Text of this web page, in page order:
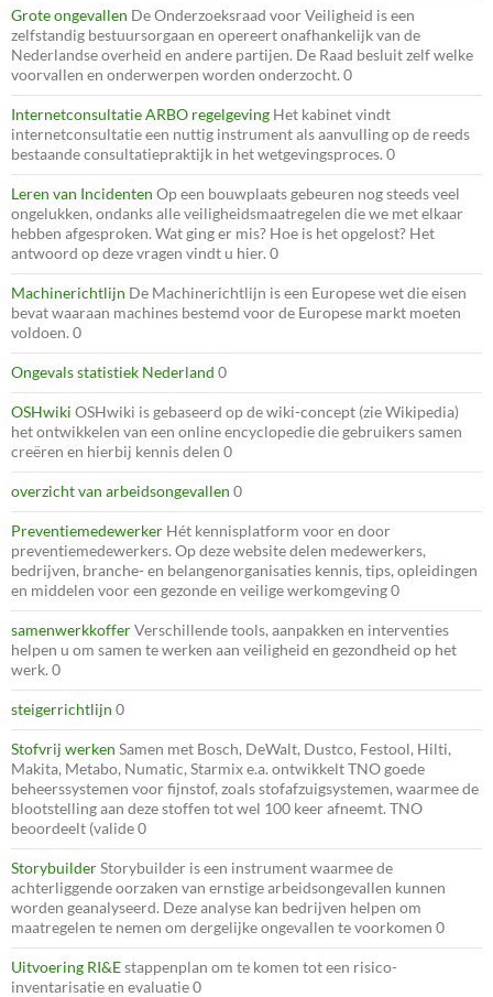
Grote ongevallen De Onderzoeksraad voor Veiligheid is een
zelfstandig bestuursorgaan en opereert onafhankelijk van de
Nederlandse overheid en andere partijen. De Raad besluit zelf welke
voorvallen en onderwerpen worden onderzocht. 0
Internetconsultatie ARBO regelgeving Het kabinet vindt
internetconsultatie een nuttig instrument als aanvulling op de reeds
bestaande consultatiepraktijk in het wetgevingsproces. 0
Leren van Incidenten Op een bouwplaats gebeuren nog steeds veel
ongelukken, ondanks alle veiligheidsmaatregelen die we met elkaar
hebben afgesproken. Wat ging er mis? Hoe is het opgelost? Het
antwoord op deze vragen vindt u hier. 0
Machinerichtlijn De Machinerichtlijn is een Europese wet die eisen
bevat waaraan machines bestemd voor de Europese markt moeten
voldoen. 0
Ongevals statistiek Nederland 0
OSHwiki OSHwiki is gebaseerd op de wiki-concept (zie Wikipedia)
het ontwikkelen van een online encyclopedie die gebruikers samen
creëren en hierbij kennis delen 0
overzicht van arbeidsongevallen 0
Preventiemedewerker Hét kennisplatform voor en door
preventiemedewerkers. Op deze website delen medewerkers,
bedrijven, branche- en belangenorganisaties kennis, tips, opleidingen
en middelen voor een gezonde en veilige werkomgeving 0
samenwerkkofferVerschillende tools, aanpakken en interventies
helpen u om samen te werken aan veiligheid en gezondheid op het
werk. 0
steigerrichtlijn 0
Stofvrij werken Samen met Bosch, DeWalt, Dustco, Festool, Hilti,
Makita, Metabo, Numatic, Starmix e.a. ontwikkelt TNO goede
beheerssystemen voor fijnstof, zoals stofafzuigsystemen, waarmee de
blootstelling aan deze stoffen tot wel 100 keer afneemt. TNO
beoordeelt (valide 0
StorybuilderStorybuilder is een instrument waarmee de
achterliggende oorzaken van ernstige arbeidsongevallen kunnen
worden geanalyseerd. Deze analyse kan bedrijven helpen om
maatregelen te nemen om dergelijke ongevallen te voorkomen 0
Uitvoering RI&Estappenplan om te komen tot een risico-
inventarisatie en evaluatie 0